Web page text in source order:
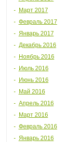
Март 2017
Февраль 2017
Январь 2017
Декабрь 2016
Ноябрь 2016
Июль 2016
Июнь 2016
Май 2016
Апрель 2016
Март 2016
Февраль 2016
Январь 2016